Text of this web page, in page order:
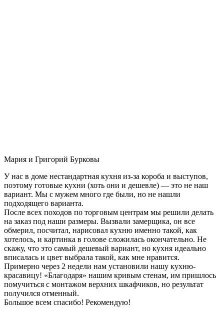
Мария и Григорий Бурковы
У нас в доме нестандартная кухня из-за короба и выступов,
поэтому готовые кухни (хоть они и дешевле) — это не наш
вариант. Мы с мужем много где были, но не нашли
подходящего варианта.
После всех походов по торговым центрам мы решили делать
на заказ под наши размеры. Вызвали замерщика, он все
обмерил, посчитал, нарисовал кухню именно такой, как
хотелось, и картинка в голове сложилась окончательно. Не
скажу, что это самый дешевый вариант, но кухня идеально
вписалась и цвет выбрала такой, как мне нравится.
Примерно через 2 недели нам установили нашу кухню-
красавицу! «Благодаря» нашим кривым стенам, им пришлось
помучиться с монтажом верхних шкафчиков, но результат
получился отменный.
Большое всем спасибо! Рекомендую!